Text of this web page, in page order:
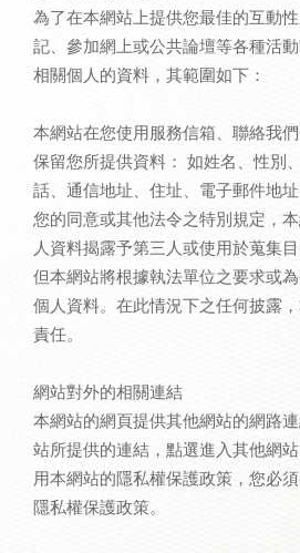
為了在本網站上提供您最佳的互動
記、參加網上或公共論壇等各種活
相關個人的資料，其範圍如下：
本網站在您使用服務信箱、聯絡我
保留您所提供資料： 如姓名、性別
話、通信地址、住址、電子郵件地
您的同意或其他法令之特別規定，
人資料揭露予第三人或使用於蒐集
但本網站將根據執法單位之要求或
個人資料。在此情況下之任何披露
責任。
網站對外的相關連結
本網站的網頁提供其他網站的網路
站所提供的連結，點選進入其他網
用本網站的隱私權保護政策，您必
隱私權保護政策。